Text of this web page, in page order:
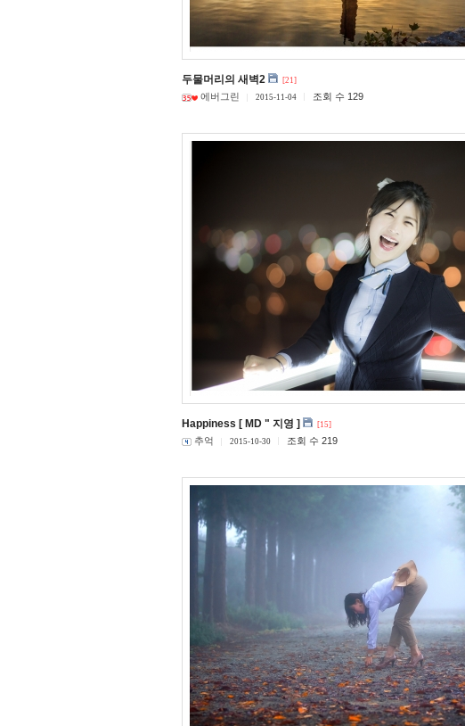
두물머리의 새벽2 [21]
에버그린 2015-11-04 조회 수 129
Happiness [ MD " 지영 ] [15]
추억 2015-10-30 조회 수 219